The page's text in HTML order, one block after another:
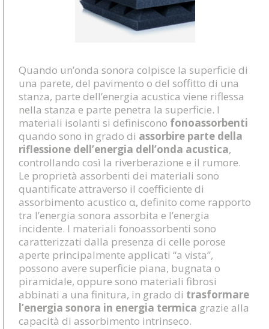
Quando un’onda sonora colpisce la superficie di
una parete, del pavimento o del soffitto di una
stanza, parte dell’energia acustica viene riflessa
nella stanza e parte penetra la superficie. I
materiali isolanti si definiscono fonoassorbenti
quando sono in grado di assorbire parte della
riflessione dell’energia dell’onda acustica,
controllando così la riverberazione e il rumore.
Le proprietà assorbenti dei materiali sono
quantificate attraverso il coefficiente di
assorbimento acustico α, definito come rapporto
tra l’energia sonora assorbita e l’energia
incidente. I materiali fonoassorbenti sono
caratterizzati dalla presenza di celle porose
aperte principalmente applicati “a vista”,
possono avere superficie piana, bugnata o
piramidale, oppure sono materiali fibrosi
abbinati a una finitura, in grado di trasformare
l’energia sonora in energia termica grazie alla
capacità di assorbimento intrinseco.